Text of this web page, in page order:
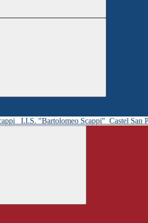
I.I.S. "Bartolomeo Scappi" Castel San